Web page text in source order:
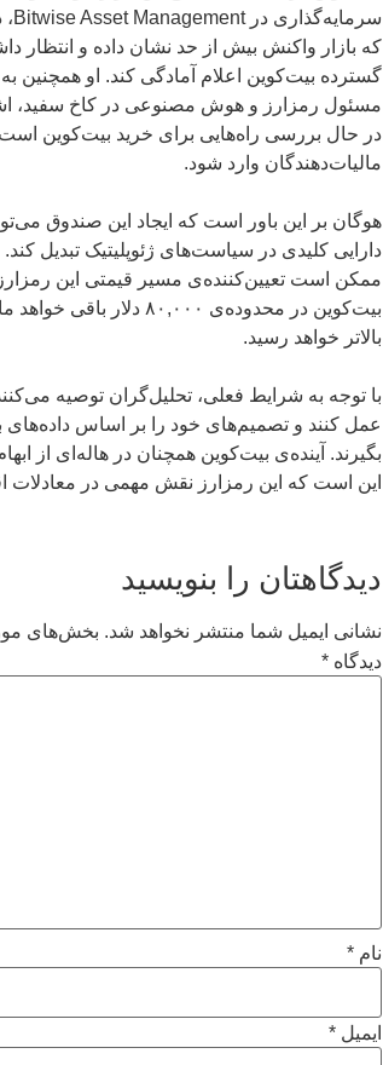
که بازار واکنش بیش از حد نشان داده و انتظار
گسترده بیت‌کوین اعلام آمادگی کند. او
مسئول رمزارز و هوش مصنوعی در کاخ سفید،
در حال بررسی راه‌هایی برای خرید بیت‌کوین
مالیات‌دهندگان وارد شود.
هوگان بر این باور است که ایجاد این صندوق
دارایی کلیدی در سیاست‌های ژئوپلیتیک تبدیل
ممکن است تعیین‌کننده‌ی مسیر قیمتی این
بیت‌کوین در محدوده‌ی ۸۰,۰۰۰
بالاتر خواهد رسید.
با توجه به شرایط فعلی، تحلیل‌گران توصیه
عمل کنند و تصمیم‌های خود را بر اساس داده‌های
بگیرند. آینده‌ی بیت‌کوین همچنان در هاله‌ای از
این است که این رمزارز نقش مهمی در معادلات
دیدگاهتان را بنویسید
نشانی ایمیل شما منتشر نخواهد شد. بخش‌های
دیدگاه *
نام *
ایمیل *